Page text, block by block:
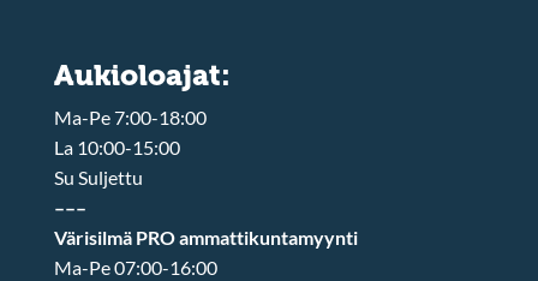
Aukioloajat:
Ma-Pe 7:00-18:00
La 10:00-15:00
Su Suljettu
–––
Värisilmä PRO ammattikuntamyynti
Ma-Pe 07:00-16:00